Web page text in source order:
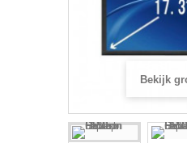
Bekijk